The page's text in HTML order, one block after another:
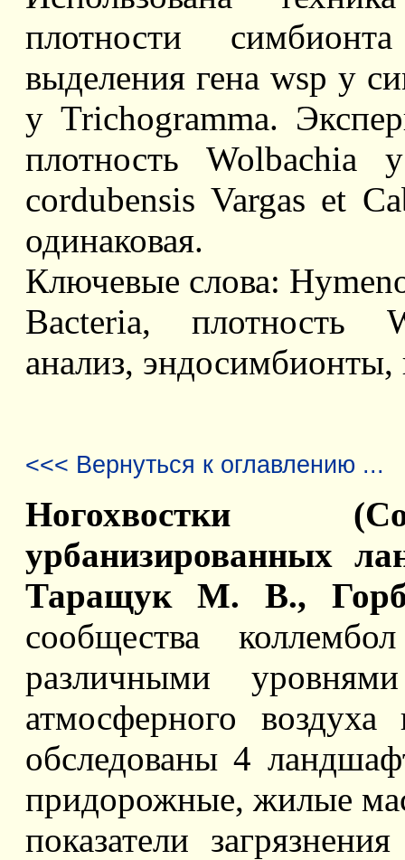
плотности
выделения гена wsp у
у Trichogramma.
плотность Wolbachia
cordubensis Vargas et
одинаковая.
Ключевые слова:
Bacteria, плотность
анализ, эндосимбионты,
<<< Вернуться к оглавлению ...
Ногохвостки
урбанизированных
Таращук М. В.,
сообщества
различными уровнями
атмосферного
обследованы 4
придорожные, жилые
показатели